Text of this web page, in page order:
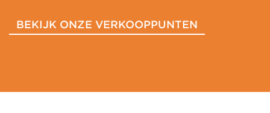
BEKIJK ONZE VERKOOPPUNTEN